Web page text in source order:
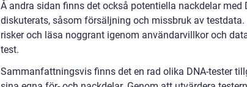
Å andra sidan finns det också potentiella nackdelar med
diskuterats, såsom försäljning och missbruk av
risker och läsa noggrant igenom användarvillkor och
test.
Sammanfattningsvis finns det en rad olika DNA-tester